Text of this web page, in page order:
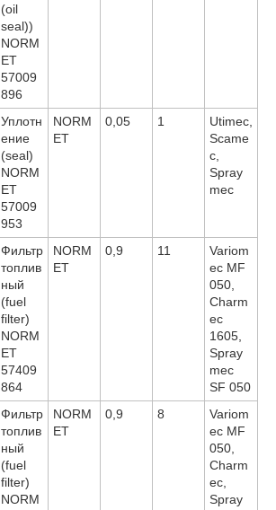
(oil
seal))
NORM
ET
57009
896
Уплотн
ение
(seal)
NORM
ET
57009
953
NORM
ET
0,05 1
Utimec,
Scame
c,
Spray
mec
Фильтр
топлив
ный
(fuel
filter)
NORM
ET
57409
864
NORM
ET
0,9 11
Variom
ec MF
050,
Charm
ec
1605,
Spray
mec
SF 050
Фильтр
топлив
ный
(fuel
filter)
NORM
NORM
ET
0,9 8
Variom
ec MF
050,
Charm
ec,
Spray